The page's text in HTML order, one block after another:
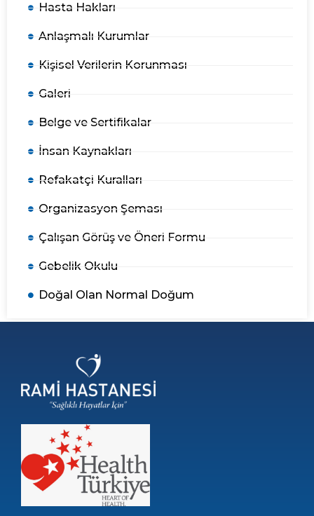
Hasta Hakları
Anlaşmalı Kurumlar
Kişisel Verilerin Korunması
Galeri
Belge ve Sertifikalar
İnsan Kaynakları
Refakatçi Kuralları
Organizasyon Şeması
Çalışan Görüş ve Öneri Formu
Gebelik Okulu
Doğal Olan Normal Doğum